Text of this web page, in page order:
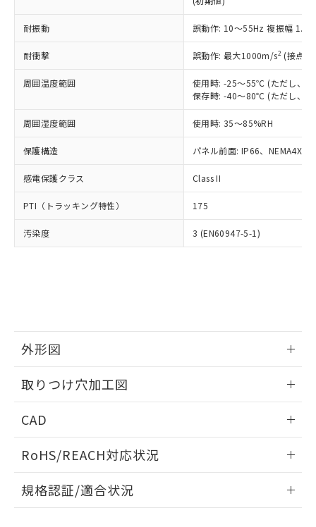
耐振動 誤動作: 10～55Hz 複振幅
耐衝撃 誤動作: 最大1000m/s2 (接点
周囲温度範囲
使用時: -25～55℃ (ただし、氷
保存時: -40～80℃ (ただし、氷
周囲湿度範囲 使用時: 35～85%RH
保護構造 パネル前面: IP66、NEMA4X,
感電保護クラス Class II
PTI（トラッキング特性） 175
汚染度 3 (EN60947-5-1)
外形図
取りつけ穴加工図
CAD
ドすることができます。
ログイン/会員登録
RoHS/REACH対応状況
EU RoHS 注意事項・凡例
規格認証/適合状況
正式な納期状況および標準価格はお客
様のお取引先、またはお客様担当のオ
オムロン制御機器販売店や当社販売拠
販売ネットワーク
」をご確認
在庫状況および標準価格結果を当社の
事前の承諾なく第三者に漏洩または開
示しないようお願いします。
マイパーツ機能（部品リスト作成サー
ビス）をご利用いただくには、I-Web
メンバーズにご登録されている必要が
あります。
登録された部品リストについて、当社
の共同利用に関して"
の「1.共同利
(PBDE) 1000ppm以下、フタル酸ビス(2-エチルヘキシ
ル) (DEHP)(別名：DOP) 1000ppm以下、フタル酸ブチ
ルベンジル（BBP） 1000ppm以下、フタル酸ジブチル
（DBP） 1000ppm以下、フタル酸ジイソブチル
但し、RoHS指令で産業用監視および制御機器に対する
フタル酸エステル類の４物質については閾値を超える意
図的な使用がないことを確認しています。
※2 対応予定月
部品在庫の切り替え状況などにより、予定
月が前後することがあります。
※3 非含有証明書ダウンロード
るもので、過去に遡って非含有を証明する
ものではありません。
また、RoHS指令のフタル酸エステル類４
既に当社にて対応品への在庫切替を完了
していることから、特段のことがない限
り、2022年1月12日より割愛しておりま
す。
ニル類) : 1000ppm、 PBDEs(ポリ臭化ジフェニルエーテ
DBP(フタル酸ジブチル) : 1000ppm、 DIBP(フタル酸ジ
DEHP(フタル酸ビス(2-エチルヘキシル)) : 1000ppm
「ｅ」：有害物質（10物質）のすべてが基
準値以下であることを示します。
「10」：通常の使用状況下において有害物
質が外部に漏えいし、環境に深刻な影響を
及ぼさない年数を意味します。
「－」：未確認です。当社販売部門へお問
当社は規制貨物を破棄する場合は、完
全に破砕するなど、違法に輸出されな
いよう必要な手段を講じます。
当社は貴社製品を、核兵器、ミサイ
ル、化学兵器、生物兵器またはその他
武器並びにこれらの製造装置等に一切
当社は、貴社製品を第三者に販売する
場合は、上記1、2および3の内容を当
該第三者に通知します。また当社は、
販売先および販売に係わる関係者が違
法に輸出するおそれがある場合は、取
り引きをいたしません。
一定数以上の在庫あり
一定数には満たないが在庫あり
いては、お客様のお取引先、ま
たはお客様担当のオムロン制御
機器販売店・当社販売員にご確
白
受注生産機種、また在庫状況の
情報を公開していない機種